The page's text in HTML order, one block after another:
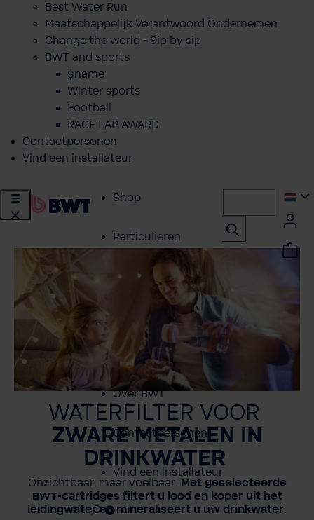
Best Water Run
Maatschappelijk Verantwoord Ondernemen
Change the world - Sip by sip
BWT and sports
$name
Winter sports
Football
RACE LAP AWARD
Contactpersonen
Vind een installateur
Shop
Particulieren
Zakelijke klanten
Referentieprojecten
Over BWT
Contactpersonen
Vind een installateur
WATERFILTER VOOR
ZWARE METALEN IN
DRINKWATER
Onzichtbaar, maar voelbaar. Met geselecteerde
BWT-cartridges filtert u lood en koper uit het
leidingwater en mineraliseert u uw drinkwater.